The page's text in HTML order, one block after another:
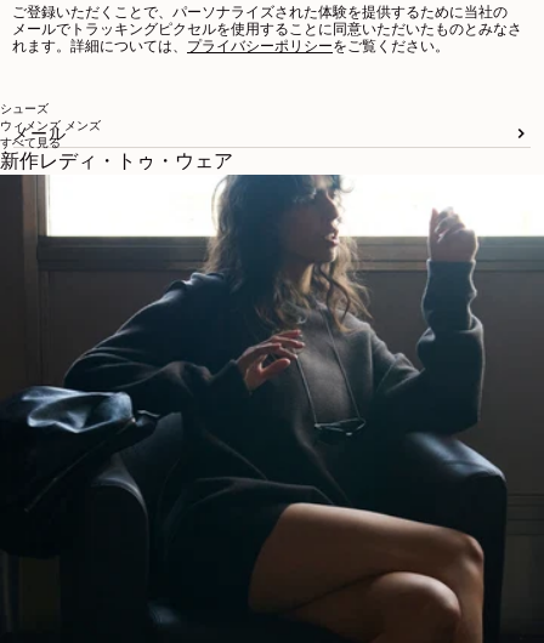
シューズ
ウィメンズ メンズ
すべて見る
新作レディ・トゥ・ウェア
ご登録いただくことで、パーソナライズされた体験を提供するために当社の
メールでトラッキングピクセルを使用することに同意いただいたものとみなさ
れます。詳細については、 プライバシーポリシーをご覧ください。
メール